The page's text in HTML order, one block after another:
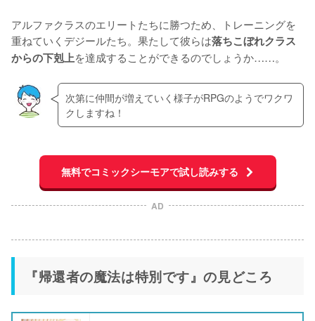
アルファクラスのエリートたちに勝つため、トレーニングを
重ねていくデジールたち。果たして彼らは落ちこぼれクラス
からの下剋上を達成することができるのでしょうか……。
次第に仲間が増えていく様子がRPGのようでワクワ
クしますね！
無料でコミックシーモアで試し読みする
AD
『帰還者の魔法は特別です』の見どころ